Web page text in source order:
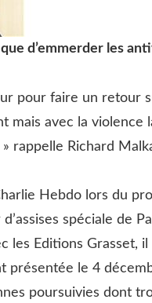
d’emmerder les
pour faire un retour
mais avec la
rappelle Richard
Hebdo lors du
spéciale de
les Editions Grasset,
présentée le 4
poursuivies dont